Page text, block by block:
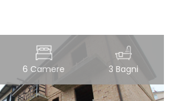
6 Camere 3 Bagni